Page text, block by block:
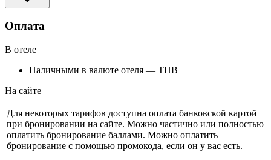
Оплата
В отеле
Наличными в валюте отеля — THB
На сайте
Для некоторых тарифов доступна оплата банковской картой
при бронировании на сайте. Можно частично или полностью
оплатить бронирование баллами. Можно оплатить
бронирование с помощью промокода, если он у вас есть.